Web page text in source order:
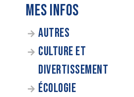
MES INFOS
AUTRES
CULTURE ET
DIVERTISSEMENT
ÉCOLOGIE